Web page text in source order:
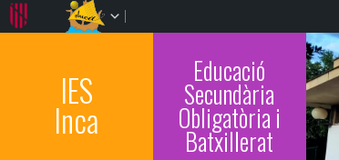
IES
Inca
Educació
Secundària
Obligatòria i
Batxillerat